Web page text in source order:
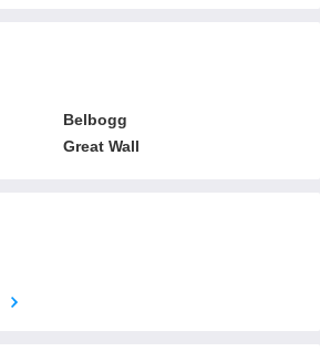
Belbogg
Great Wall